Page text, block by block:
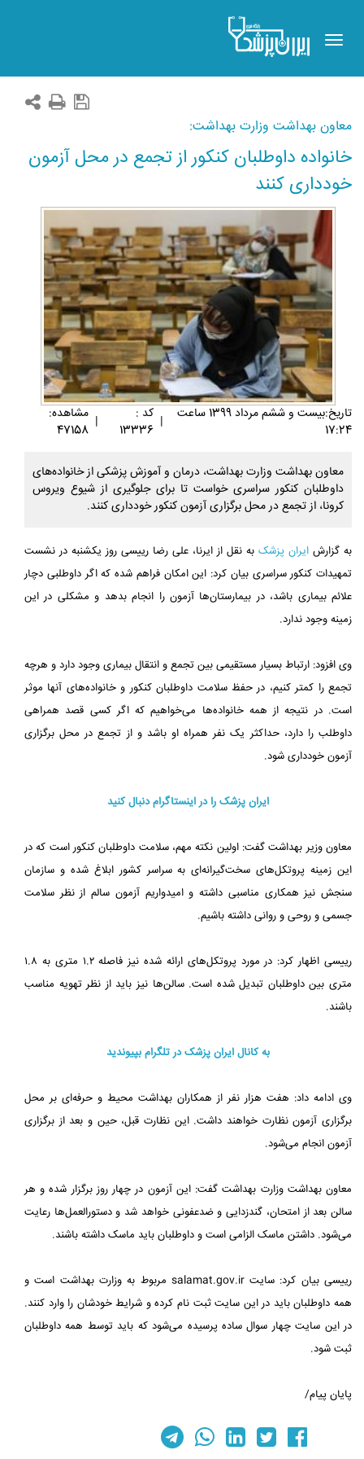
Toggle
navigation
معاون بهداشت وزارت بهداشت:
خانواده داوطلبان کنکور از تجمع در محل آزمون
خودداری کنند
تاريخ:بيست و ششم مرداد 1399 ساعت
17:24
| کد :
13336
| مشاهده:
47158
معاون بهداشت وزارت بهداشت، درمان و آموزش پزشکی از خانواده‌های
داوطلبان کنکور سراسری خواست تا برای جلوگیری از شیوع ویروس
کرونا، از تجمع در محل برگزاری آزمون کنکور خودداری کنند.
به گزارش ایران پزشک به نقل از ایرنا، علی رضا رییسی روز یکشنبه در نشست
تمهیدات کنکور سراسری بیان کرد: این امکان فراهم شده که اگر داوطلبی دچار
علائم بیماری باشد، در بیمارستان‌ها آزمون را انجام بدهد و مشکلی در این
زمینه وجود ندارد.
وی افزود: ارتباط بسیار مستقیمی بین تجمع و انتقال بیماری وجود دارد و هرچه
تجمع را کمتر کنیم، در حفظ سلامت داوطلبان کنکور و خانواده‌های آنها موثر
است. در نتیجه از همه خانواده‌ها می‌خواهیم که اگر کسی قصد همراهی
داوطلب را دارد، حداکثر یک نفر همراه او باشد و از تجمع در محل برگزاری
آزمون خودداری شود.
ایران پزشک را در اینستاگرام دنبال کنید
معاون وزیر بهداشت گفت: اولین نکته مهم، سلامت داوطلبان کنکور است که در
این زمینه پروتکل‌های سخت‌گیرانه‌ای به سراسر کشور ابلاغ شده و سازمان
سنجش نیز همکاری مناسبی داشته و امیدواریم آزمون سالم از نظر سلامت
جسمی و روحی و روانی داشته باشیم.
رییسی اظهار کرد: در مورد پروتکل‌های ارائه شده نیز فاصله ۱.۲ متری به ۱.۸
متری بین داوطلبان تبدیل شده است. سالن‌ها نیز باید از نظر تهویه مناسب
باشند.
به کانال ایران پزشک در تلگرام بپیوندید
وی ادامه داد: هفت هزار نفر از همکاران بهداشت محیط و حرفه‌ای بر محل
برگزاری آزمون نظارت خواهند داشت. این نظارت قبل، حین و بعد از برگزاری
آزمون انجام می‌شود.
معاون بهداشت وزارت بهداشت گفت: این آزمون در چهار روز برگزار شده و هر
سالن بعد از امتحان، گندزدایی و ضدعفونی خواهد شد و دستورالعمل‌ها رعایت
می‌شود. داشتن ماسک الزامی است و داوطلبان باید ماسک داشته باشند.
رییسی بیان کرد: سایت salamat.gov.ir مربوط به وزارت بهداشت است و
همه داوطلبان باید در این سایت ثبت نام کرده و شرایط خودشان را وارد کنند.
در این سایت چهار سوال ساده پرسیده می‌شود که باید توسط همه داوطلبان
ثبت شود.
پایان پیام/